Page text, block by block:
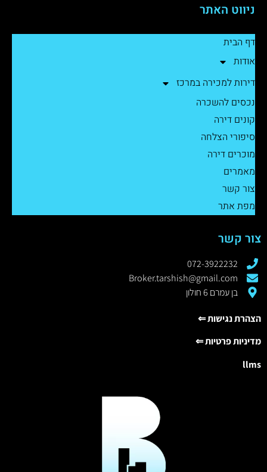
ניווט האתר
דף הבית
אודות
דירות למכירה במרכז
נכסים להשכרה
קונים דירה
סיפורי הצלחה
מוכרים דירה
מאמרים
צור קשר
מפת אתר
צור קשר
072-3922232
Broker.tarshish@gmail.com
בן עמרם 6 חולון
הצהרת נגישות ⇐
מדיניות פרטיות ⇐
llms